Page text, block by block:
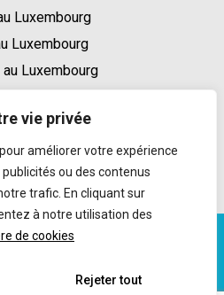
vie privée
améliorer votre expérience
ou des contenus
trafic. En cliquant sur
à notre utilisation des
de cookies
Rejeter tout
Luxembourg
Luxembourg
Luxembourg
Luxembourg
et conciergerie
| Web Design and Service